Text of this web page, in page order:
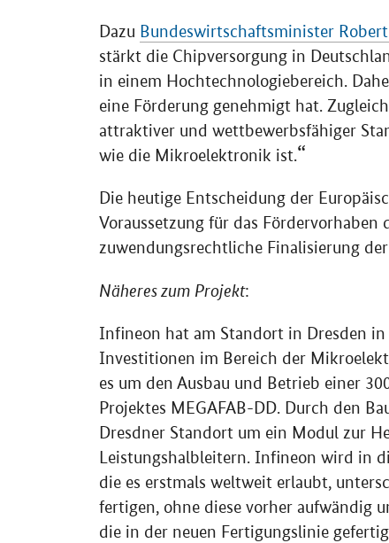
Dazu Bundeswirtschaftsminister
stärkt die Chipversorgung in
in einem Hochtechnologiebereich.
eine Förderung genehmigt hat.
attraktiver und wettbewerbsfähiger
wie die Mikroelektronik ist.
Die heutige Entscheidung der
Voraussetzung für das
zuwendungsrechtliche Finalisierung
Näheres zum Projekt:
Infineon hat am Standort in Dresden
Investitionen im Bereich der
es um den Ausbau und Betrieb einer
Projektes MEGAFAB-DD. Durch den
Dresdner Standort um ein Modul zur
Leistungshalbleitern. Infineon wird in
die es erstmals weltweit erlaubt,
fertigen, ohne diese vorher aufwändig
die in der neuen Fertigungslinie